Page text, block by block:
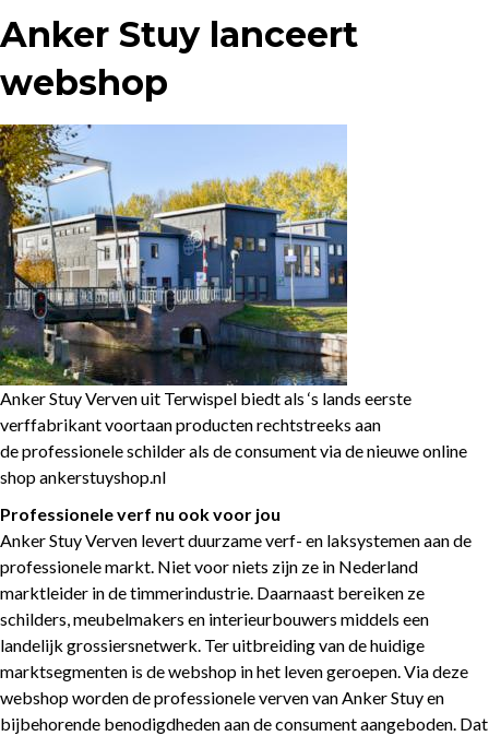
Anker Stuy lanceert
webshop
Anker Stuy Verven uit Terwispel biedt als ‘s lands eerste
verffabrikant voortaan producten rechtstreeks aan
de professionele schilder als de consument via de nieuwe online
shop ankerstuyshop.nl
Professionele verf nu ook voor jou
Anker Stuy Verven levert duurzame verf- en laksystemen aan de
professionele markt. Niet voor niets zijn ze in Nederland
marktleider in de timmerindustrie. Daarnaast bereiken ze
schilders, meubelmakers en interieurbouwers middels een
landelijk grossiersnetwerk. Ter uitbreiding van de huidige
marktsegmenten is de webshop in het leven geroepen. Via deze
webshop worden de professionele verven van Anker Stuy en
bijbehorende benodigdheden aan de consument aangeboden. Dat